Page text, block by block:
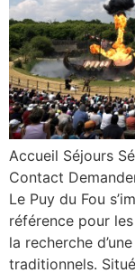
Accueil Séjours
Contact
Le Puy du Fou
référence pour
la recherche
traditionnels.